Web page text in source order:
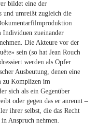
bildet eine der
und umreißt zugleich die
Individuen zueinander
Die Akteure vor der
sein (so hat Jean Rouch
werden als Opfer
Ausbeutung, denen eine
zu Komplizen im
sich als ein Gegenüber
oder gegen das er anrennt –
ihrer selbst, die das Recht
Anspruch nehmen.